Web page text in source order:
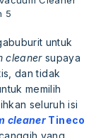
5
untuk
cleanersupaya
dan tidak
memilih
seluruh isi
cleaner Tineco